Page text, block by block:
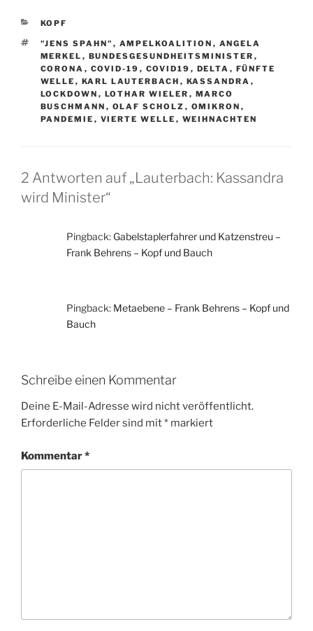
e
b
o
o
k
d
o
n
KATEGORIEN
KOPF
SCHLAGWÖRTER
"JENS SPAHN" , AMPELKOALITION , ANGELA
MERKEL , BUNDESGESUNDHEITSMINISTER ,
CORONA , COVID-19 , COVID19 , DELTA , FÜNFTE
WELLE , KARL LAUTERBACH , KASSANDRA ,
LOCKDOWN , LOTHAR WIELER , MARCO
BUSCHMANN , OLAF SCHOLZ , OMIKRON ,
PANDEMIE , VIERTE WELLE , WEIHNACHTEN
2 Antworten auf „Lauterbach: Kassandra
wird Minister“
Pingback: Gabelstaplerfahrer und Katzenstreu –
Frank Behrens – Kopf und Bauch
Pingback: Metaebene – Frank Behrens – Kopf und
Bauch
Schreibe einen Kommentar
Deine E-Mail-Adresse wird nicht veröffentlicht.
Erforderliche Felder sind mit* markiert
Kommentar*